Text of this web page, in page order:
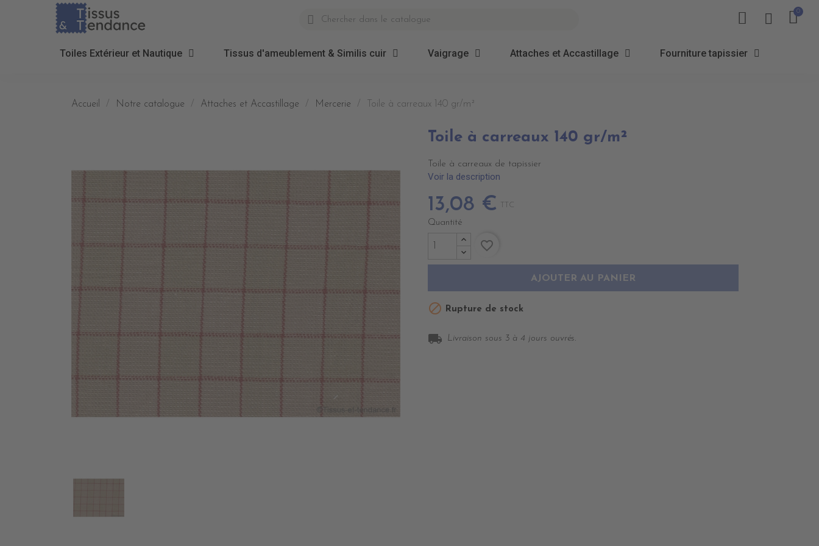
Toiles Extérieur et Nautique Tissus d'ameublement & Similis cuir Vaigrage Attaches et Accastillage Fourniture tapissier
Accueil Notre catalogue Attaches et Accastillage Mercerie Toile à carreaux 140 gr/m²
Toile à carreaux 140 gr/m²
Toile à carreaux de tapissier
Voir la description
13,08 € TTC
Quantité
AJOUTER AU PANIER
favorite_border
 Rupture de stock
local_shipping Livraison sous 3 à 4 jours ouvrés.